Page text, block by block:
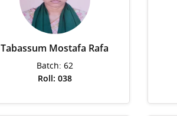
Tabassum Mostafa Rafa
Batch: 62
Roll: 038